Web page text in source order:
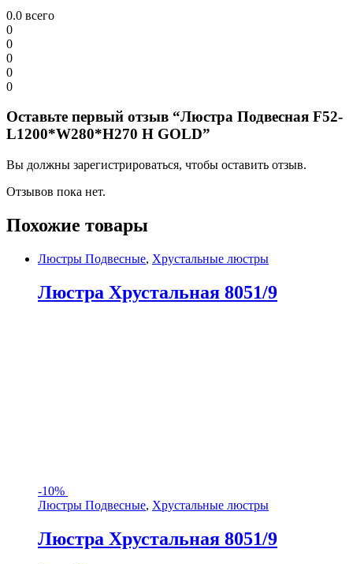
0.0 всего
0
0
0
0
0
Оставьте первый отзыв “Люстра Подвесная F52-
L1200*W280*H270 H GOLD”
Вы должны зарегистрироваться, чтобы оставить отзыв.
Отзывов пока нет.
Похожие товары
Люстры Подвесные, Хрустальные люстры
Люстра Хрустальная 8051/9
-10%
Люстры Подвесные, Хрустальные люстры
Люстра Хрустальная 8051/9